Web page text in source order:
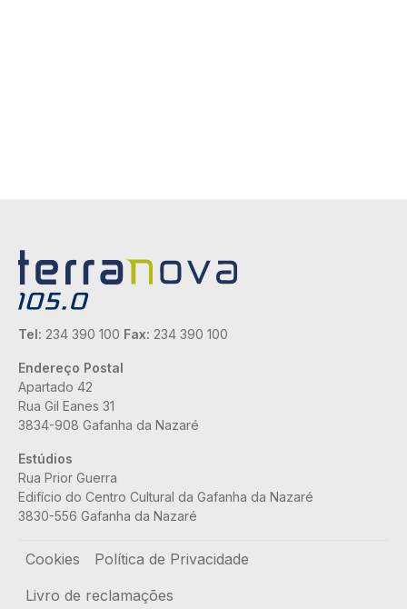
Tel: 234 390 100 Fax: 234 390 100
Endereço Postal
Apartado 42
Rua Gil Eanes 31
3834-908 Gafanha da Nazaré
Estúdios
Rua Prior Guerra
Edifício do Centro Cultural da Gafanha da Nazaré
3830-556 Gafanha da Nazaré
Rodapé
Cookies
Política de Privacidade
Livro de reclamações